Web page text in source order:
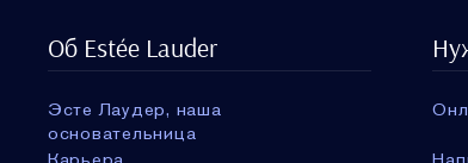
Об Estée Lauder
Эсте Лаудер, наша
основательница